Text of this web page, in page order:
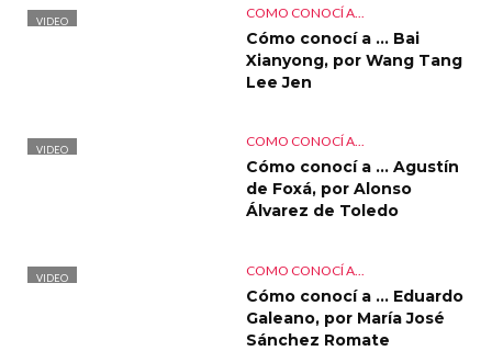
VIDEO
COMO CONOCÍ A...
Cómo conocí a … Bai
Xianyong, por Wang Tang
Lee Jen
VIDEO
COMO CONOCÍ A...
Cómo conocí a … Agustín
de Foxá, por Alonso
Álvarez de Toledo
VIDEO
COMO CONOCÍ A...
Cómo conocí a … Eduardo
Galeano, por María José
Sánchez Romate